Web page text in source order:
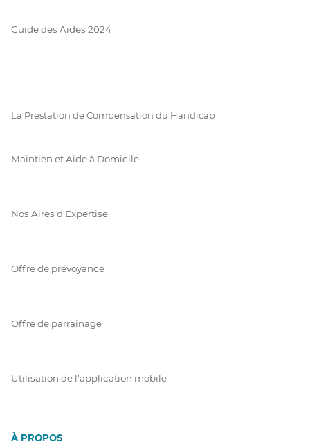
Guide des Aides 2024
La Prestation de Compensation du Handicap
Maintien et Aide à Domicile
Nos Aires d'Expertise
Offre de prévoyance
Offre de parrainage
Utilisation de l'application mobile
À PROPOS